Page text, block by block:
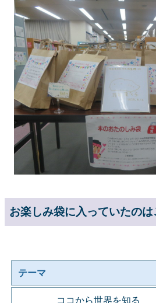
お楽しみ袋に入っていたのは
テーマ
ココから世界を知る